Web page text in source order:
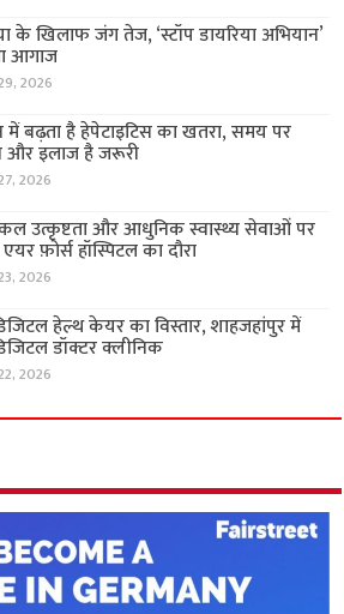
के खिलाफ जंग तेज, ‘स्टॉप डायरिया अभियान’
आगाज
2026
में बढ़ता है हेपेटाइटिस का खतरा, समय पर
और इलाज है जरूरी
2026
उत्कृष्टता और आधुनिक स्वास्थ्य सेवाओं पर
फ़ोर्स हॉस्पिटल का दौरा
2026
हेल्थ केयर का विस्तार, शाहजहांपुर में
डॉक्टर क्लीनिक
2026